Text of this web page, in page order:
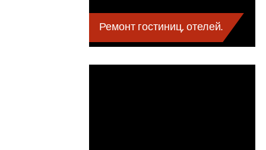
Ремонт гостиниц, отелей.